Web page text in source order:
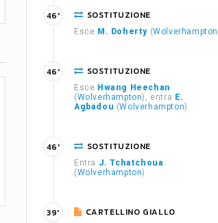
SOSTITUZIONE
Esce M. Doherty (Wolverhampton
46'
SOSTITUZIONE
Esce Hwang Heechan
(Wolverhampton), entra E.
Agbadou (Wolverhampton)
46'
SOSTITUZIONE
Entra J. Tchatchoua
(Wolverhampton)
46'
CARTELLINO GIALLO
39'